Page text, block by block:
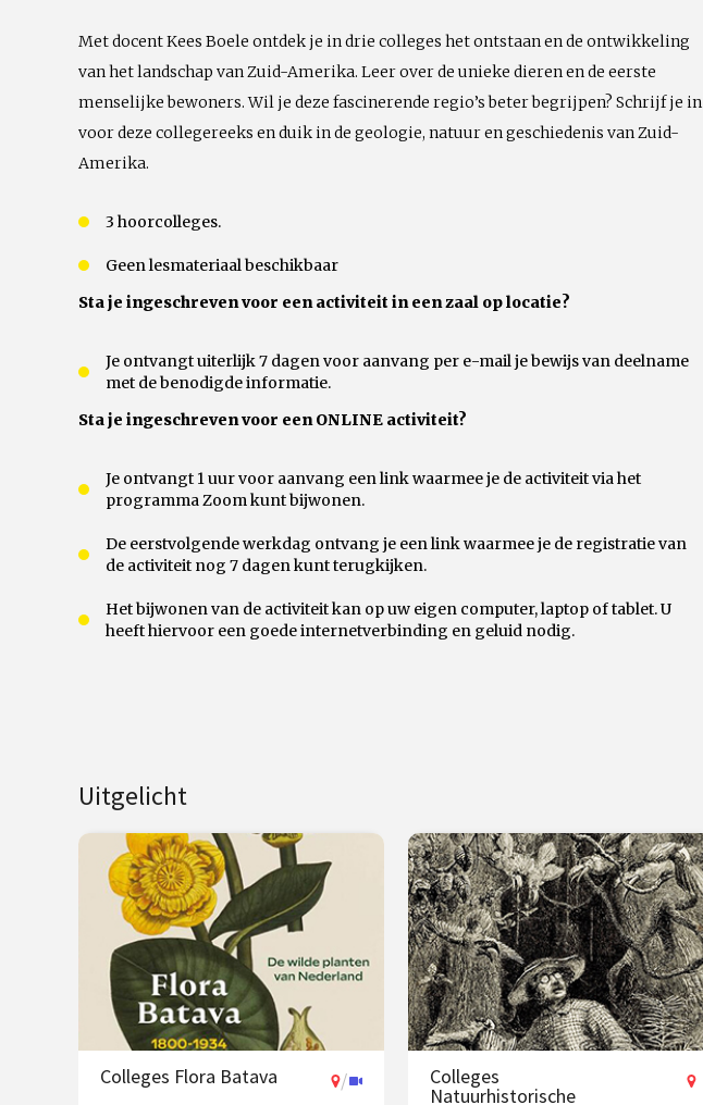
Met docent Kees Boele ontdek je in drie colleges het ontstaan en de ontwikkeling
van het landschap van Zuid-Amerika. Leer over de unieke dieren en de eerste
menselijke bewoners. Wil je deze fascinerende regio’s beter begrijpen? Schrijf je in
voor deze collegereeks en duik in de geologie, natuur en geschiedenis van Zuid-
Amerika.
3 hoorcolleges.
Geen lesmateriaal beschikbaar
Sta je ingeschreven voor een activiteit in een zaal op locatie?
Je ontvangt uiterlijk 7 dagen voor aanvang per e-mail je bewijs van deelname
met de benodigde informatie.
Sta je ingeschreven voor een ONLINE activiteit?
Je ontvangt 1 uur voor aanvang een link waarmee je de activiteit via het
programma Zoom kunt bijwonen.
De eerstvolgende werkdag ontvang je een link waarmee je de registratie van
de activiteit nog 7 dagen kunt terugkijken.
Het bijwonen van de activiteit kan op uw eigen computer, laptop of tablet. U
heeft hiervoor een goede internetverbinding en geluid nodig.
Uitgelicht
Colleges Flora Batava / Colleges
Natuurhistorische